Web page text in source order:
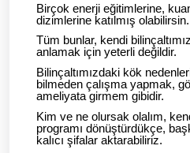
Birçok enerji eğitimlerine,
dizimlerine katılmış olabilirsin.
Tüm bunlar, kendi
anlamak için yeterli değildir.
Bilinçaltımızdaki kök
bilmeden çalışma yapmak,
ameliyata girmem gibidir.
Kim ve ne olursak olalım,
programı dönüştürdükçe,
kalıcı şifalar aktarabiliriz.